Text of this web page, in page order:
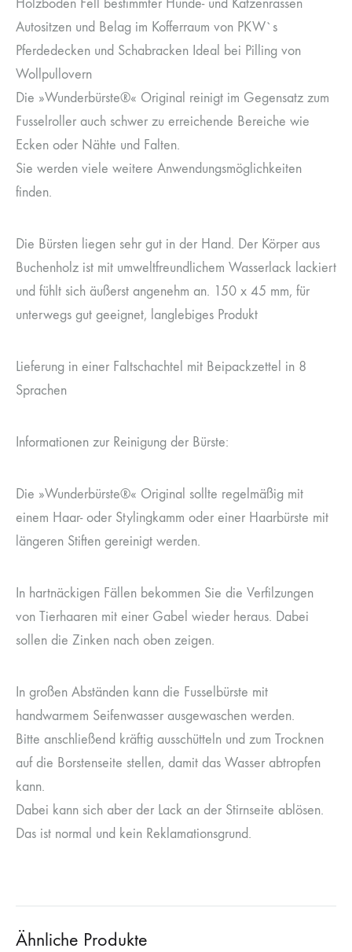
Holzböden Fell bestimmter Hunde- und Katzenrassen
Autositzen und Belag im Kofferraum von PKW`s
Pferdedecken und Schabracken Ideal bei Pilling von
Wollpullovern
Die »Wunderbürste®« Original reinigt im Gegensatz zum
Fusselroller auch schwer zu erreichende Bereiche wie
Ecken oder Nähte und Falten.
Sie werden viele weitere Anwendungsmöglichkeiten
finden.
Die Bürsten liegen sehr gut in der Hand. Der Körper aus
Buchenholz ist mit umweltfreundlichem Wasserlack lackiert
und fühlt sich äußerst angenehm an. 150 x 45 mm, für
unterwegs gut geeignet, langlebiges Produkt
Lieferung in einer Faltschachtel mit Beipackzettel in 8
Sprachen
Informationen zur Reinigung der Bürste:
Die »Wunderbürste®« Original sollte regelmäßig mit
einem Haar- oder Stylingkamm oder einer Haarbürste mit
längeren Stiften gereinigt werden.
In hartnäckigen Fällen bekommen Sie die Verfilzungen
von Tierhaaren mit einer Gabel wieder heraus. Dabei
sollen die Zinken nach oben zeigen.
In großen Abständen kann die Fusselbürste mit
handwarmem Seifenwasser ausgewaschen werden.
Bitte anschließend kräftig ausschütteln und zum Trocknen
auf die Borstenseite stellen, damit das Wasser abtropfen
kann.
Dabei kann sich aber der Lack an der Stirnseite ablösen.
Das ist normal und kein Reklamationsgrund.
Ähnliche Produkte